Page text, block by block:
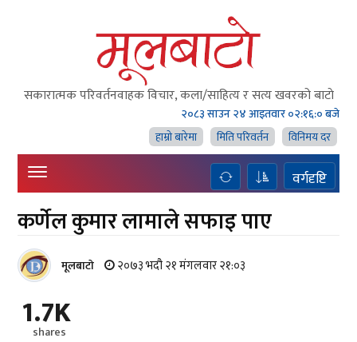
सकारात्मक परिवर्तनवाहक विचार, कला/साहित्य र सत्य खवरको बाटाे
२०८३ साउन २४ आइतवार०२:१६:०१ बजे
हाम्राे बारेमा
मिति परिवर्तन विनिमय दर
वर्गदृष्टि
कर्णेल कुमार लामाले सफाइ पाए
मूलबाटाे २०७३ भदौ २१ मंगलवार २१:०३
1.7K
shares